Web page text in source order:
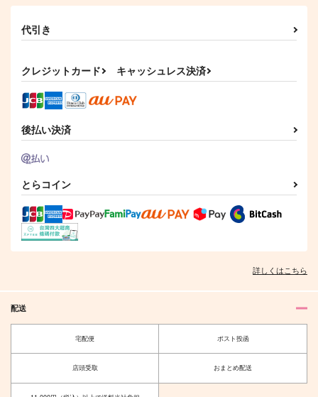
ごじょにゃんとゆじく
ゴビョウ
1,887円
五条悟×虎杖悠仁
サンプル
作品詳細
ゴビョウ
787円
五条悟×虎杖悠仁
子虎ちゃんといっし
787
787円（税込） 472円（税込）
代引き
クレジットカード キャッシュレス決済
後払い決済
とらコイン
詳しくはこちら
配送
宅配便 ポスト投函
店頭受取 おまとめ配送